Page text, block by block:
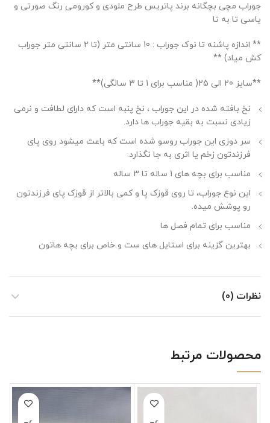
جوراب مچی بچگانه برند پاتریس طرح ملودی و کورومی رنگ صورتی و
یاسی تا به تا
** اندازه پاشنه تا نوک جوراب : 10 سانتی متر (تا 2 سانتی متر جوراب
کش میاد) **
**سایز 20 الی 25( مناسب برای 1 تا 3 سالگی)**
نخ بافته شده در این جوراب ، نخ پنبه است که دارای لطافت و نرمی
زیادی نسبت به بقیه جوراب ها دارد.
سر دوزی این جوراب روسو شده است که باعث میشود روی پای
فرزندتون زخم یا اثری به جا نگذارد.
مناسب برای بچه های 1 ساله تا 3 ساله
این نوع جوراب، تا روی قوزک پا و کمی بالاتر از قوزک پای فرزندتون
رو پوشش میده.
مناسب برای تمام فصل ها
بهترین گزینه برای استایل های ست و خاص برای بچه هاتون
نظرات (0)
محصولات مرتبط